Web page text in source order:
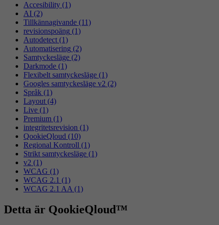
Accesibility (1)
AI (2)
Tillkännagivande (11)
revisionspoäng (1)
Autodetect (1)
Automatisering (2)
Samtyckesläge (2)
Darkmode (1)
Flexibelt samtyckesläge (1)
Googles samtyckesläge v2 (2)
Språk (1)
Layout (4)
Live (1)
Premium (1)
integritetsrevision (1)
QookieQloud (10)
Regional Kontroll (1)
Strikt samtyckesläge (1)
v2 (1)
WCAG (1)
WCAG 2.1 (1)
WCAG 2.1 AA (1)
Detta är QookieQloud™